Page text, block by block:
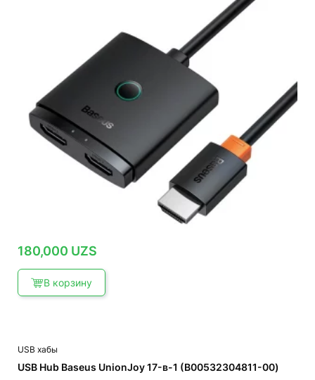
180,000 UZS
В корзину
USB хабы
USB Hub Baseus UnionJoy 17-в-1 (B00532304811-00)